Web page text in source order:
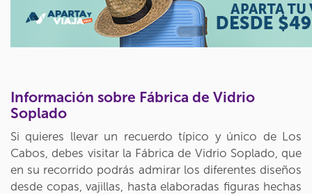
Información sobre Fábrica de Vidrio
Soplado
Si quieres llevar un recuerdo típico y único de Los
Cabos, debes visitar la Fábrica de Vidrio Soplado, que
en su recorrido podrás admirar los diferentes diseños
desde copas, vajillas, hasta elaboradas figuras hechas